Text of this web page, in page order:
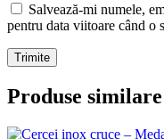
Salvează-mi numele,
pentru data viitoare când o
Produse similare